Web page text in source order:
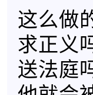
这么做
求正义
送法庭